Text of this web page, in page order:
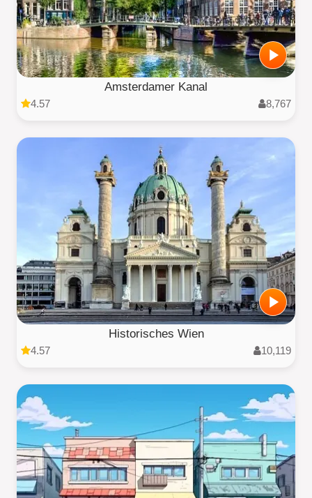
Amsterdamer Kanal
4.57 8,767
Historisches Wien
4.57 10,119